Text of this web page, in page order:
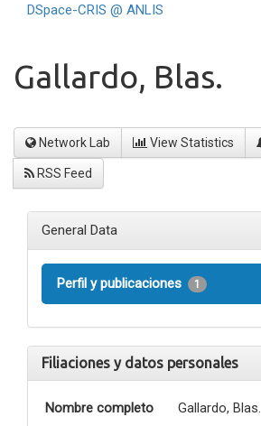
DSpace-CRIS @ ANLIS
Gallardo, Blas.
Network Lab View Statistics
RSS Feed
General Data
Perfil y publicaciones 1
Filiaciones y datos personales
Nombre completo Gallardo, Blas.